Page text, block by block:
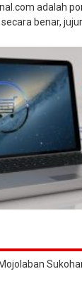
adalah
benar,